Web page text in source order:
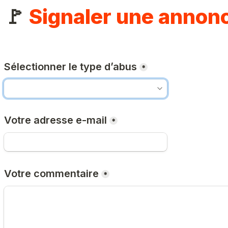
🚩 Signaler une
Sélectionner le type d’abus *
Votre adresse e-mail *
Votre commentaire *